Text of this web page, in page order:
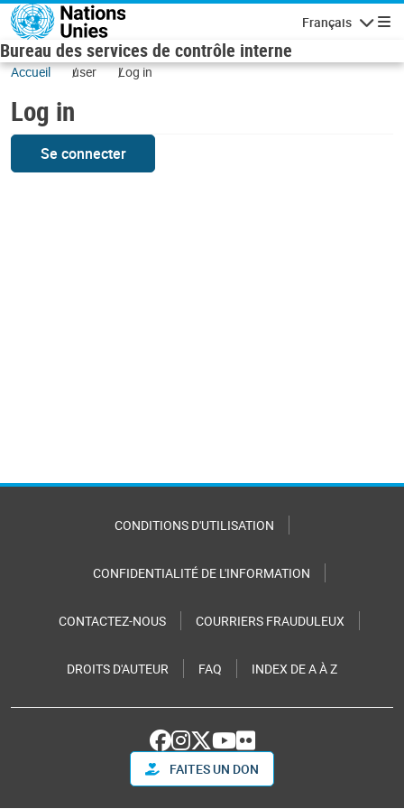
Skip to main content
Français
Bureau des services de contrôle interne
Accueil user Log in
Log in
Se connecter
CONDITIONS D'UTILISATION
CONFIDENTIALITÉ DE L'INFORMATION
CONTACTEZ-NOUS COURRIERS FRAUDULEUX
DROITS D'AUTEUR FAQ INDEX DE A À Z
FAITES UN DON